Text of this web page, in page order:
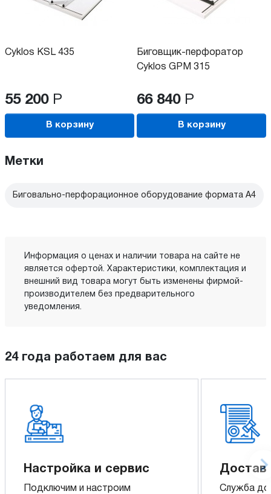
Cyklos KSL 435
55 200 Р
В корзину
Биговщик-перфоратор
Cyklos GPM 315
66 840 Р
В корзину
Метки
Биговально-перфорационное оборудование формата А4
Информация о ценах и наличии товара на сайте не
является офертой. Характеристики, комплектация и
внешний вид товара могут быть изменены фирмой-
производителем без предварительного
уведомления.
24 года работаем для вас
Настройка и сервис
Подключим и настроим
Служба